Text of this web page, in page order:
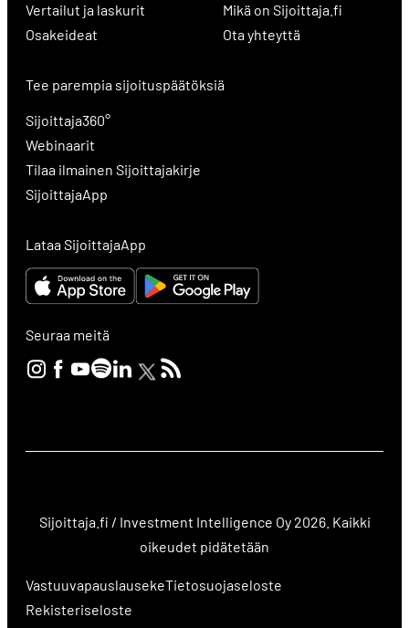
Vertailut ja laskurit
Osakeideat
Mikä on Sijoittaja.fi
Ota yhteyttä
Tee parempia sijoituspäätöksiä
Sijoittaja360°
Webinaarit
Tilaa ilmainen Sijoittajakirje
SijoittajaApp
Lataa SijoittajaApp
Seuraa meitä
Sijoittaja.fi / Investment Intelligence Oy 2026. Kaikki
oikeudet pidätetään
VastuuvapauslausekeTietosuojaseloste
Rekisteriseloste